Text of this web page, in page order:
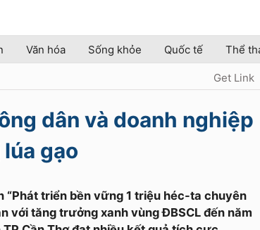
Văn hóa Sống khỏe Quốc tế Thể
Get Link
dân và doanh nghiệp
gạo
triển bền vững 1 triệu héc-ta chuyên
với tăng trưởng xanh vùng ĐBSCL đến năm